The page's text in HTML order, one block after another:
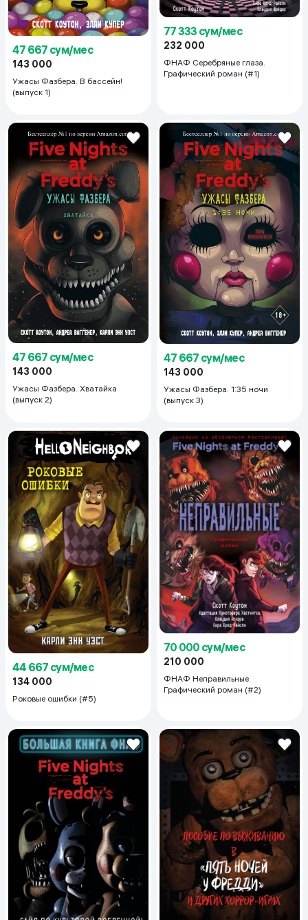
47 667 сум/мес
143 000
Ужасы Фазбера. В бассейн!
(выпуск 1)
77 333 сум/мес
232 000
ФНАФ Серебряные глаза.
Графический роман (#1)
47 667 сум/мес
143 000
Ужасы Фазбера. Хватайка
(выпуск 2)
47 667 сум/мес
143 000
Ужасы Фазбера. 1:35 ночи
(выпуск 3)
44 667 сум/мес
134 000
Роковые ошибки (#5)
70 000 сум/мес
210 000
ФНАФ Неправильные.
Графический роман (#2)